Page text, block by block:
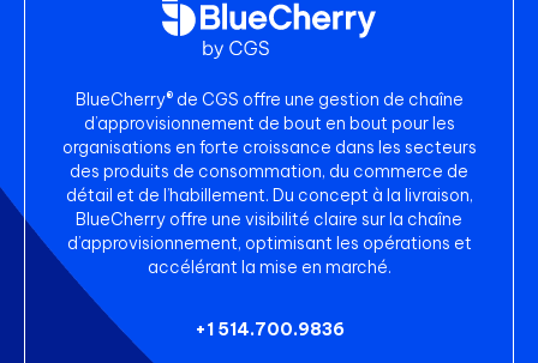
BlueCherry® de CGS offre une gestion de chaîne
d’approvisionnement de bout en bout pour les
organisations en forte croissance dans les secteurs
des produits de consommation, du commerce de
détail et de l’habillement. Du concept à la livraison,
BlueCherry offre une visibilité claire sur la chaîne
d’approvisionnement, optimisant les opérations et
accélérant la mise en marché.
+1 514.700.9836